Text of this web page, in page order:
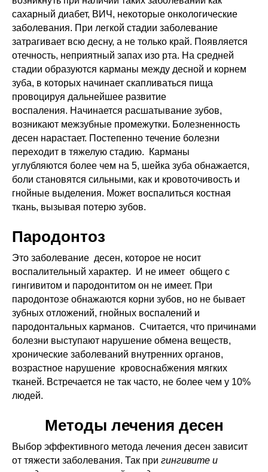
сахарный диабет, ВИЧ, некоторые онкологические
заболевания. При легкой стадии заболевание
затрагивает всю десну, а не только край. Появляется
отечность, неприятный запах изо рта. На средней
стадии образуются карманы между десной и корнем
зуба, в которых начинает скапливаться пища
провоцируя дальнейшее развитие
воспаления. Начинается расшатывание зубов,
возникают межзубные промежутки. Болезненность
десен нарастает. Постепенно течение болезни
переходит в тяжелую стадию. Карманы
углубляются более чем на 5, шейка зуба обнажается,
боли становятся сильными, как и кровоточивость и
гнойные выделения. Может воспалиться костная
ткань, вызывая потерю зубов.
Пародонтоз
Это заболевание десен, которое не носит
воспалительный характер. И не имеет общего с
гингивитом и пародонтитом он не имеет. При
пародонтозе обнажаются корни зубов, но не бывает
зубных отложений, гнойных воспалений и
пародонтальных карманов. Считается, что причинами
болезни выступают нарушение обмена веществ,
хронические заболеваний внутренних органов,
возрастное нарушение кровоснабжения мягких
тканей. Встречается не так часто, не более чем у 10%
людей.
Методы лечения десен
Выбор эффективного метода лечения десен зависит
от тяжести заболевания. Так при гингивите и